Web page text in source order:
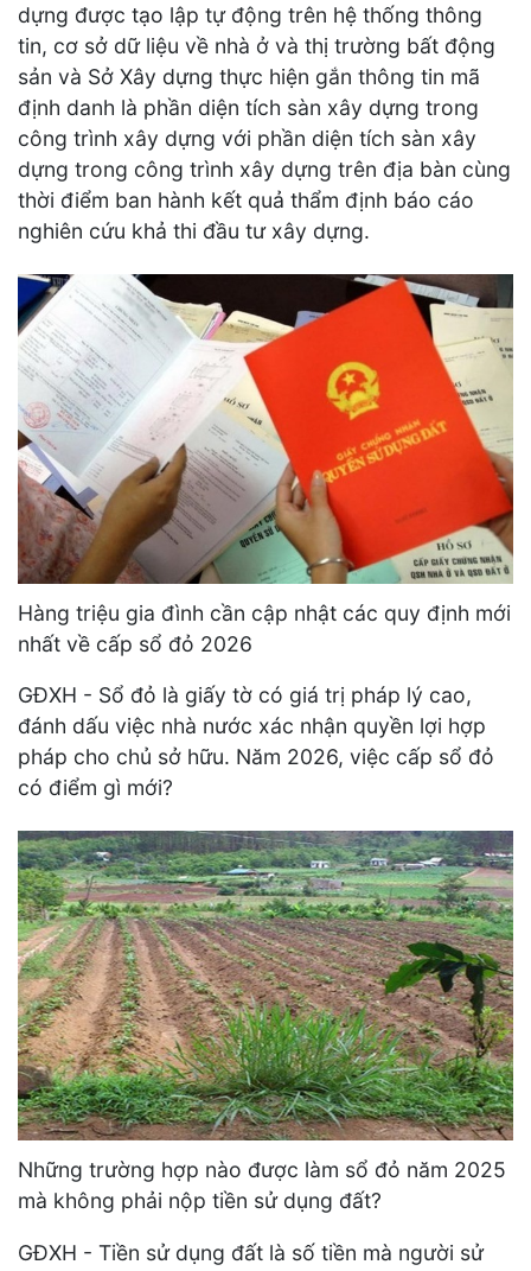
dựng được tạo lập tự động trên hệ thống thông
tin, cơ sở dữ liệu về nhà ở và thị trường bất động
sản và Sở Xây dựng thực hiện gắn thông tin mã
định danh là phần diện tích sàn xây dựng trong
công trình xây dựng với phần diện tích sàn xây
dựng trong công trình xây dựng trên địa bàn cùng
thời điểm ban hành kết quả thẩm định báo cáo
nghiên cứu khả thi đầu tư xây dựng.
Hàng triệu gia đình cần cập nhật các quy định mới
nhất về cấp sổ đỏ 2026
GĐXH - Sổ đỏ là giấy tờ có giá trị pháp lý cao,
đánh dấu việc nhà nước xác nhận quyền lợi hợp
pháp cho chủ sở hữu. Năm 2026, việc cấp sổ đỏ
có điểm gì mới?
Những trường hợp nào được làm sổ đỏ năm 2025
mà không phải nộp tiền sử dụng đất?
GĐXH - Tiền sử dụng đất là số tiền mà người sử